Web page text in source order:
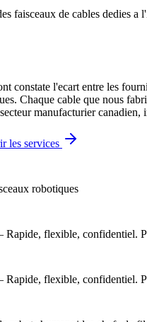
faisceaux de cables dedies
constate l'ecart entre les
Chaque cable que nous
manufacturier
les services
robotiques
flexible, confidentiel.
flexible, confidentiel.